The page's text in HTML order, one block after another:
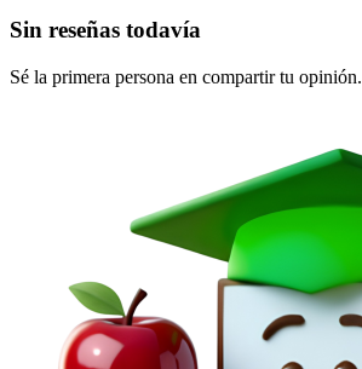
Sin reseñas todavía
Sé la primera persona en compartir tu opinión.